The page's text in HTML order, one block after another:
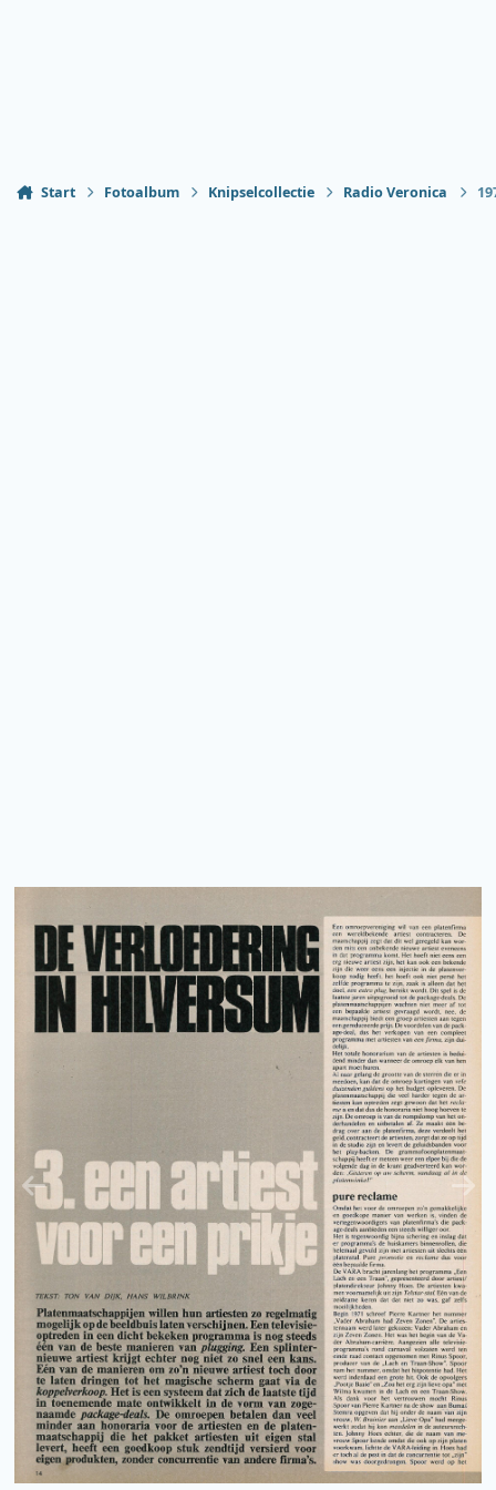
Start Fotoalbum Knipselcollectie Radio Veronica